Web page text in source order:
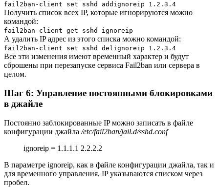
fail2ban-client set sshd addignoreip 1.2.3.4
Получить список всех IP, которые игнорируются можно
командой:
fail2ban-client get sshd ignoreip
А удалить IP адрес из этого списка можно командой:
fail2ban-client set sshd delignoreip 1.2.3.4
Все эти изменения имеют временный характер и будут
сброшены при перезапуске сервиса Fail2ban или сервера в
целом.
Шаг 6: Управление постоянными блокировками
в джайле
Постоянно заблокированные IP можно записать в файле
конфигурации джайла /etc/fail2ban/jail.d/sshd.conf
ignoreip = 1.1.1.1 2.2.2.2
В параметре ignoreip, как в файле конфигурации джайла, так и
для временного управления, IP указываются списком через
пробел.